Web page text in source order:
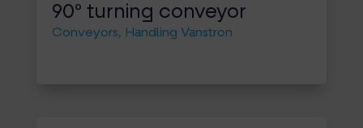
90º turning conveyor
Conveyors, Handling Vanstron